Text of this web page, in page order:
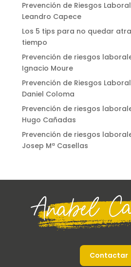
Prevención de Riesgos
Leandro Capece
Los 5 tips para no quedar
tiempo
Prevención de riesgos
Ignacio Moure
Prevención de Riesgos
Daniel Coloma
Prevención de riesgos
Hugo Cañadas
Prevención de riesgos
Josep Mª Casellas
Contactar